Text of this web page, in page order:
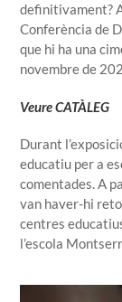
definitivament?
Conferència de
que hi ha una
novembre de
Veure CATÀLEG
Durant
educatiu per a
comentades. A
van haver-hi
centres
l’escola